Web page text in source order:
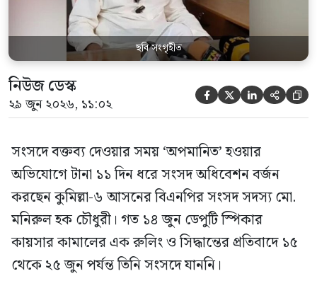
ছবি সংগৃহীত
নিউজ ডেস্ক
২৯ জুন ২০২৬, ১১:০২     
সংসদে বক্তব্য দেওয়ার সময় ‘অপমানিত’ হওয়ার
অভিযোগে টানা ১১ দিন ধরে সংসদ অধিবেশন বর্জন
করছেন কুমিল্লা-৬ আসনের বিএনপির সংসদ সদস্য মো.
মনিরুল হক চৌধুরী। গত ১৪ জুন ডেপুটি স্পিকার
কায়সার কামালের এক রুলিং ও সিদ্ধান্তের প্রতিবাদে ১৫
থেকে ২৫ জুন পর্যন্ত তিনি সংসদে যাননি।